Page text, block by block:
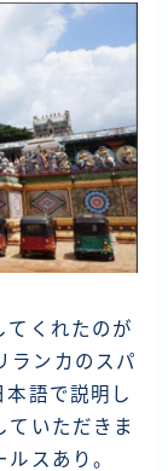
てくれたのが
ランカのスパ
語で説明し
ていただきま
スあり。